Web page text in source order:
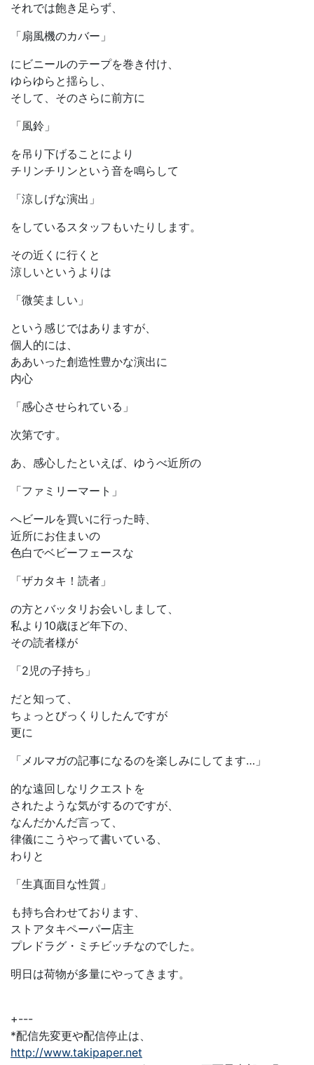
それでは飽き足らず、
「扇風機のカバー」
にビニールのテープを巻き付け、
ゆらゆらと揺らし、
そして、そのさらに前方に
「風鈴」
を吊り下げることにより
チリンチリンという音を鳴らして
「涼しげな演出」
をしているスタッフもいたりします。
その近くに行くと
涼しいというよりは
「微笑ましい」
という感じではありますが、
個人的には、
ああいった創造性豊かな演出に
内心
「感心させられている」
次第です。
あ、感心したといえば、ゆうべ近所の
「ファミリーマート」
へビールを買いに行った時、
近所にお住まいの
色白でベビーフェースな
「ザカタキ！読者」
の方とバッタリお会いしまして、
私より10歳ほど年下の、
その読者様が
「2児の子持ち」
だと知って、
ちょっとびっくりしたんですが
更に
「メルマガの記事になるのを楽しみにしてます…」
的な遠回しなリクエストを
されたような気がするのですが、
なんだかんだ言って、
律儀にこうやって書いている、
わりと
「生真面目な性質」
も持ち合わせております、
ストアタキペーパー店主
プレドラグ・ミチビッチなのでした。
明日は荷物が多量にやってきます。
+---
*配信先変更や配信停止は、
http://www.takipaper.net